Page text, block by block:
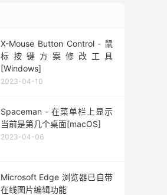
X-Mouse Button Control - 鼠
标按键方案修改工具
[Windows]
2023-04-10
Spaceman - 在菜单栏上显示
当前是第几个桌面[macOS]
2023-04-06
Microsoft Edge 浏览器已自带
在线图片编辑功能